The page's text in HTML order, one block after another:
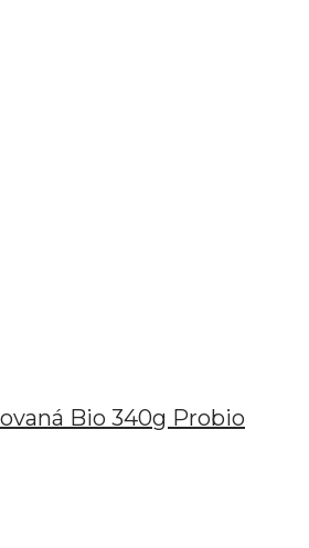
Bio 340g Probio